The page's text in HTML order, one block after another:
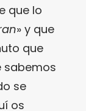
que lo
» y que
que
sabemos
se
os